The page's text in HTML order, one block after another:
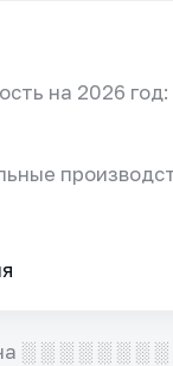
на 2026 год:
░ ░ ░ ░ ░ ░ ░ ░